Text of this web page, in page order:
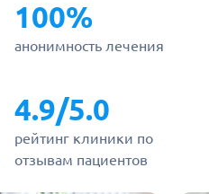
100%
анонимность лечения
4.9/5.0
рейтинг клиники по
отзывам пациентов